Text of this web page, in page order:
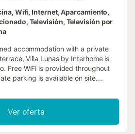
Wifi, Internet, Aparcamiento,
Televisión, Televisión por
accommodation with a private
Villa Lunas by Interhome is
Free WiFi is provided throughout
parking is available on site....
Ver oferta